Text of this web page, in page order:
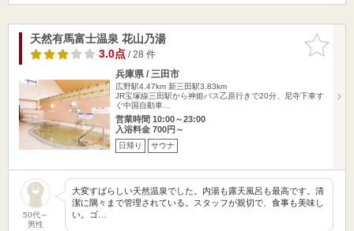
お気に入
りに追加
天然有馬富士温泉 花山乃湯
3.0点/ 28 件
兵庫県 / 三田市
広野駅4.47km 新三田駅3.83km
JR宝塚線三田駅から神姫バス乙原行きで20分、尼寺下車す
ぐ中国自動車…
営業時間 10:00～23:00
入浴料金 700円～
日帰り サウナ
50代～
男性
大変すばらしい天然温泉でした。内湯も露天風呂も最高です。清
潔に隅々まで管理されている。スタッフが親切で、食事も美味し
い。ゴ…